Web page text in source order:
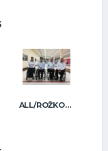
ALL/ROŽKOVA